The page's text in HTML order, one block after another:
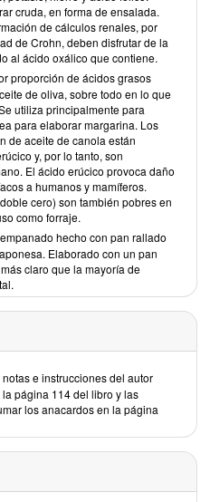
cruda, en forma de ensalada.
de cálculos renales, por
de Crohn, deben disfrutar de la
al ácido oxálico que contiene.
proporción de ácidos grasos
de oliva, sobre todo en lo que
utiliza principalmente para
para elaborar margarina. Los
de aceite de canola están
y, por lo tanto, son
El ácido erúcico provoca daño
a humanos y mamíferos.
cero) son también pobres en
como forraje.
hecho con pan rallado
Elaborado con un pan
claro que la mayoría de
e instrucciones del autor
página 114 del libro y las
los anacardos en la página